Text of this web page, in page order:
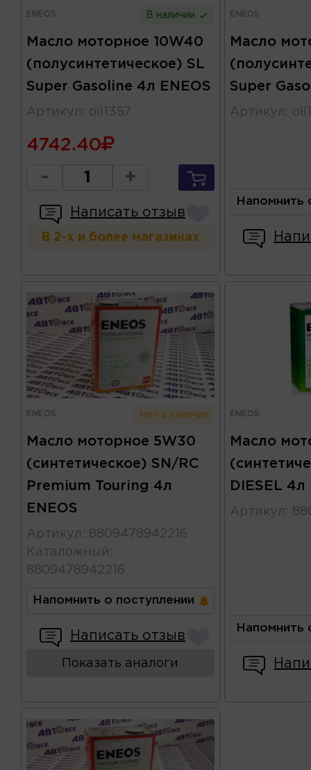
ENEOS В наличии
Масло моторное 10W40
(полусинтетическое) SL
Super Gasoline 4л ENEOS
Артикул : oil1357
4742.40
- +
Написать отзыв
В 2-х и более магазинах
ENEOS
Масло
Super
Артикул :
Напомнить
ENEOS Нет в наличии
Масло моторное 5W30
(синтетическое) SN/RC
Premium Touring 4л
ENEOS
Артикул : 8809478942216
Каталожный :
8809478942216
Напомнить о поступлении
Написать отзыв
Показать аналоги
ENEOS
Масло
DIESEL 4л
Артикул :
Напомнить